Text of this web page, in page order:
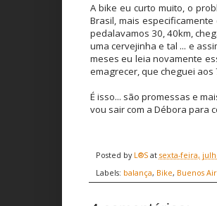
A bike eu curto muito, o
Brasil, mais
pedalavamos 30, 40km,
uma cervejinha e tal ... e
meses eu leia novamente
emagrecer, que cheguei
É isso... são promessas e
vou sair com a Débora para
Posted by L®S at sexta-feira,
Labels: balança, Bike, Buenos